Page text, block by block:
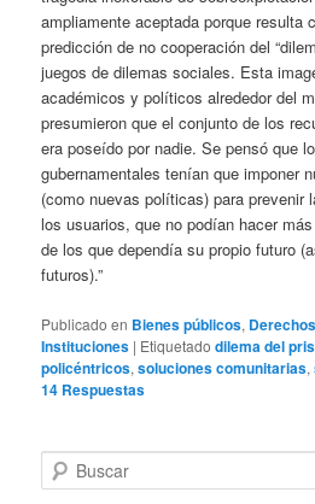
ampliamente aceptada porque resulta
predicción de no cooperación del
juegos de dilemas sociales. Esta
académicos y políticos alrededor del
presumieron que el conjunto de los
era poseído por nadie. Se pensó que
gubernamentales tenían que imponer
(como nuevas políticas) para prevenir
los usuarios, que no podían hacer
de los que dependía su propio futuro
futuros).”
Publicado en Bienes públicos,
Instituciones | Etiquetado dilema del
policéntricos,soluciones comunitarias,
14 Respuestas
u